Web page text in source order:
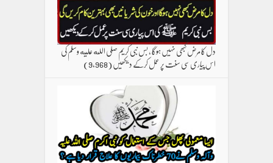
دل کا مرض کبھی نہیں ہوگا ، بس نبی کریم صلی الله علیه وسلم کی
اس پیاری سی سنت پر عمل کرکے دیکھیں(9,968)